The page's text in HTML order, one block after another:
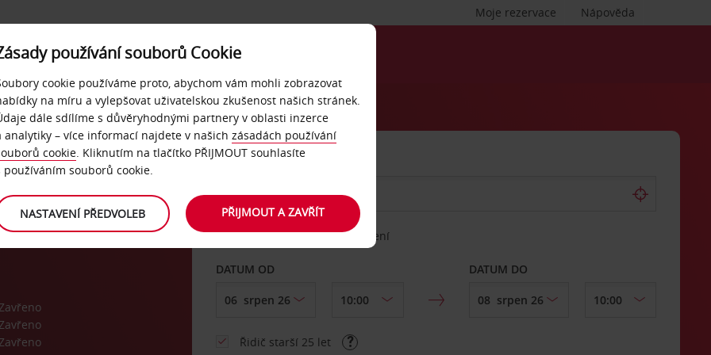
Nápověda
Moje rezervace
NAŠE SLUŽBY FIREMNÍ ZÁKAZNÍCI
Zavřeno
Zavřeno
Zavřeno
Vyberte si jiné místo vrácení
DATUM OD DATUM DO
Řidič starší 25 let
používání souborů Cookie
cookie používáme proto, abychom vám mohli zobrazovat
na míru a vylepšovat uživatelskou zkušenost našich stránek.
dále sdílíme s důvěryhodnými partnery v oblasti inzerce
analytiky – více informací najdete v našich zásadách používání
cookie. Kliknutím na tlačítko PŘIJMOUT souhlasíte
používáním souborů cookie.
NASTAVENÍ PŘEDVOLEB PŘIJMOUT A ZAVŘÍT